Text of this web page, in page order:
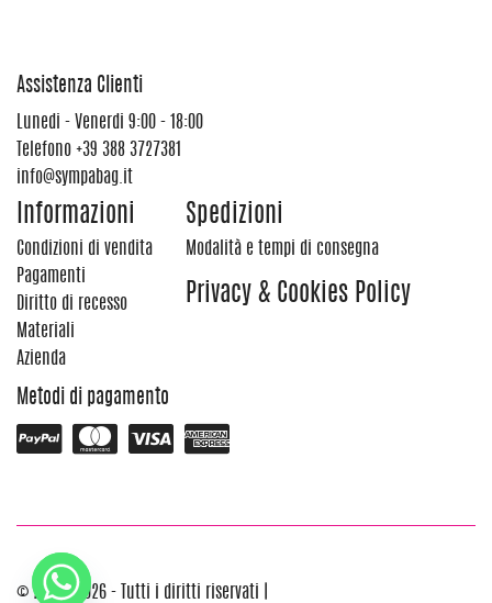
Assistenza Clienti
Lunedi - Venerdi 9:00 - 18:00
Telefono +39 388 3727381
info@sympabag.it
Informazioni
Condizioni di vendita
Pagamenti
Diritto di recesso
Materiali
Azienda
Spedizioni
Modalità e tempi di consegna
Privacy & Cookies Policy
Metodi di pagamento
© 2012 - 2026 - Tutti i diritti riservati |